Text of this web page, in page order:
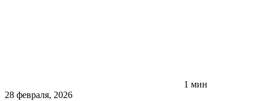
1 мин
28 февраля, 2026